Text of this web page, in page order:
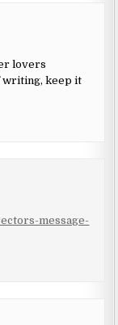
lovers
writing, keep it
message-